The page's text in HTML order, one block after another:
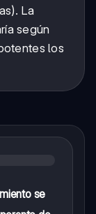
La
según
los
se